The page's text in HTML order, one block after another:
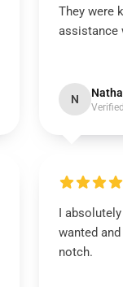
They were
assistance
N
I
wanted
notch.